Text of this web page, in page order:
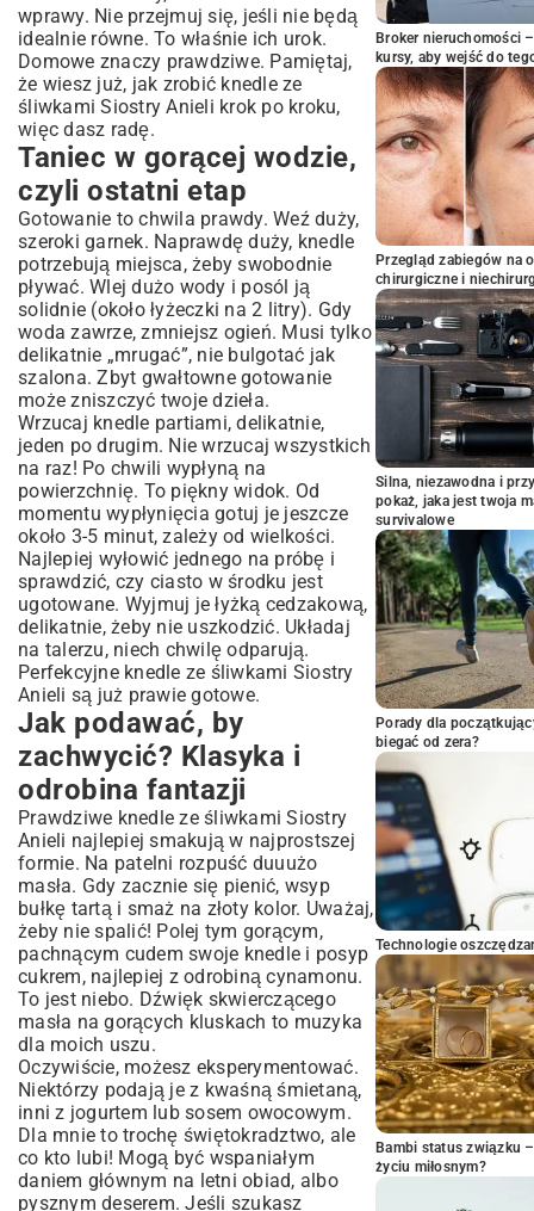
wprawy. Nie przejmuj się, jeśli nie będą
idealnie równe. To właśnie ich urok.
Domowe znaczy prawdziwe. Pamiętaj,
że wiesz już, jak zrobić knedle ze
śliwkami Siostry Anieli krok po kroku,
więc dasz radę.
Taniec w gorącej wodzie,
czyli ostatni etap
Gotowanie to chwila prawdy. Weź duży,
szeroki garnek. Naprawdę duży, knedle
potrzebują miejsca, żeby swobodnie
pływać. Wlej dużo wody i posól ją
solidnie (około łyżeczki na 2 litry). Gdy
woda zawrze, zmniejsz ogień. Musi tylko
delikatnie „mrugać”, nie bulgotać jak
szalona. Zbyt gwałtowne gotowanie
może zniszczyć twoje dzieła.
Wrzucaj knedle partiami, delikatnie,
jeden po drugim. Nie wrzucaj wszystkich
na raz! Po chwili wypłyną na
powierzchnię. To piękny widok. Od
momentu wypłynięcia gotuj je jeszcze
około 3-5 minut, zależy od wielkości.
Najlepiej wyłowić jednego na próbę i
sprawdzić, czy ciasto w środku jest
ugotowane. Wyjmuj je łyżką cedzakową,
delikatnie, żeby nie uszkodzić. Układaj
na talerzu, niech chwilę odparują.
Perfekcyjne knedle ze śliwkami Siostry
Anieli są już prawie gotowe.
Jak podawać, by
zachwycić? Klasyka i
odrobina fantazji
Prawdziwe knedle ze śliwkami Siostry
Anieli najlepiej smakują w najprostszej
formie. Na patelni rozpuść duuużo
masła. Gdy zacznie się pienić, wsyp
bułkę tartą i smaż na złoty kolor. Uważaj,
żeby nie spalić! Polej tym gorącym,
pachnącym cudem swoje knedle i posyp
cukrem, najlepiej z odrobiną cynamonu.
To jest niebo. Dźwięk skwierczącego
masła na gorących kluskach to muzyka
dla moich uszu.
Oczywiście, możesz eksperymentować.
Niektórzy podają je z kwaśną śmietaną,
inni z jogurtem lub sosem owocowym.
Dla mnie to trochę świętokradztwo, ale
co kto lubi! Mogą być wspaniałym
daniem głównym na letni obiad, albo
pysznym deserem. Jeśli szukasz
Broker nieruchomości
kursy, aby wejść do
Przegląd zabiegów na
chirurgiczne i
Silna, niezawodna i
pokaż, jaka jest twoja
survivalowe
Porady dla
biegać od zera?
Technologie
Bambi status związku
życiu miłosnym?